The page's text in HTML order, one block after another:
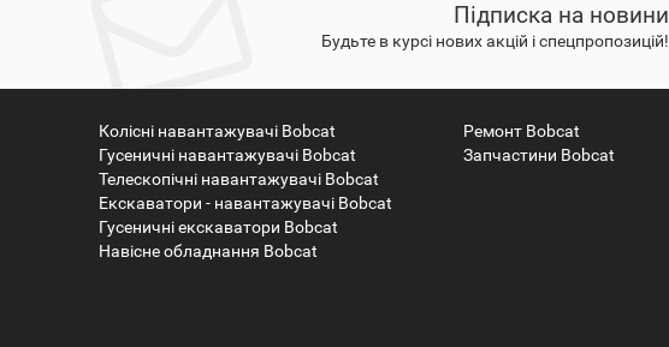
Підписка на новини
Будьте в курсі нових акцій і спецпропозицій!
Колісні навантажувачі Bobcat
Гусеничні навантажувачі Bobcat
Телескопічні навантажувачі Bobcat
Екскаватори - навантажувачі Bobcat
Гусеничні екскаватори Bobcat
Навісне обладнання Bobcat
Ремонт Bobcat
Запчастини Bobcat